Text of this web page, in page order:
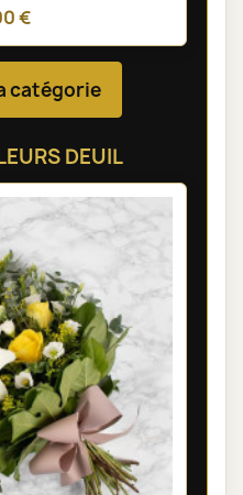
€
catégorie
DEUIL